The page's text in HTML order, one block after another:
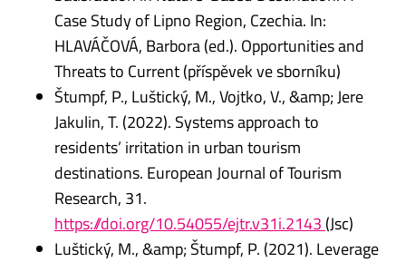
Case Study of Lipno Region, Czechia. In:
HLAVÁČOVÁ, Barbora (ed.). Opportunities and
Threats to Current (příspěvek ve sborníku)
Štumpf, P., Luštický, M., Vojtko, V., &amp; Jere
Jakulin, T. (2022). Systems approach to
residents’ irritation in urban tourism
destinations. European Journal of Tourism
Research, 31.
https://doi.org/10.54055/ejtr.v31i.2143 (Jsc)
Luštický, M., &amp; Štumpf, P. (2021). Leverage